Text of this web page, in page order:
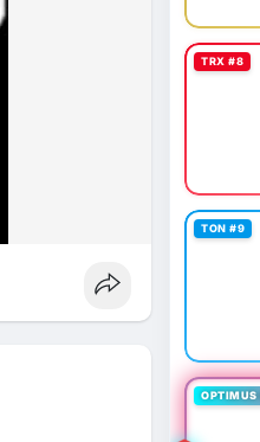
TRX #8
TON #9
OPTIMUS